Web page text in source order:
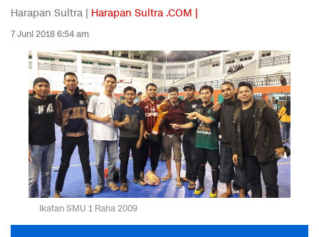
Harapan Sultra | Harapan Sultra .COM |
7 Juni 2018 6:54 am
Ikatan SMU 1 Raha 2009